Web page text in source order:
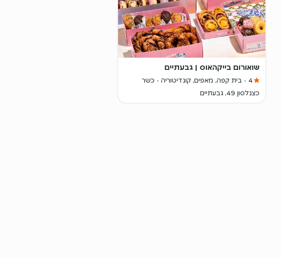
שואורום בייקהאוס | גבעתיים
4 בית קפה, מאפים, קונדיטוריה
כשר
כצנלסון 49, גבעתיים